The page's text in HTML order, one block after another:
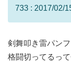
733 : 2017/02/
剣舞叩き雷パン
格闘切ってるっ